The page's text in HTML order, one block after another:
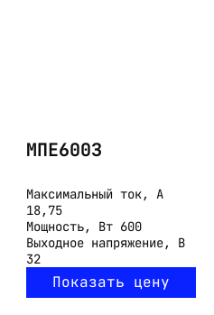
МПЕ600З
Максимальный ток, А
18,75
Мощность, Вт 600
Выходное напряжение, В
32
Показать цену